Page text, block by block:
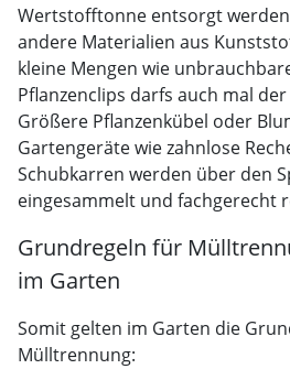
Wertstofftonne entsorgt
andere Materialien aus
kleine Mengen wie
Pflanzenclips darfs auch mal
Größere Pflanzenkübel oder
Gartengeräte wie zahnlose
Schubkarren werden über den
eingesammelt und fachgerecht
Grundregeln für
im Garten
Somit gelten im Garten die
Mülltrennung: